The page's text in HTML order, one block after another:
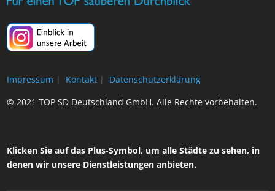
Impressum | Kontakt |
Datenschutzerklärung
© 2021 TOP SD Deutschland GmbH. Alle Rechte vorbehalten.
Klicken Sie auf das Plus-Symbol, um alle Städte zu sehen, in
denen wir unsere Dienstleistungen anbieten.